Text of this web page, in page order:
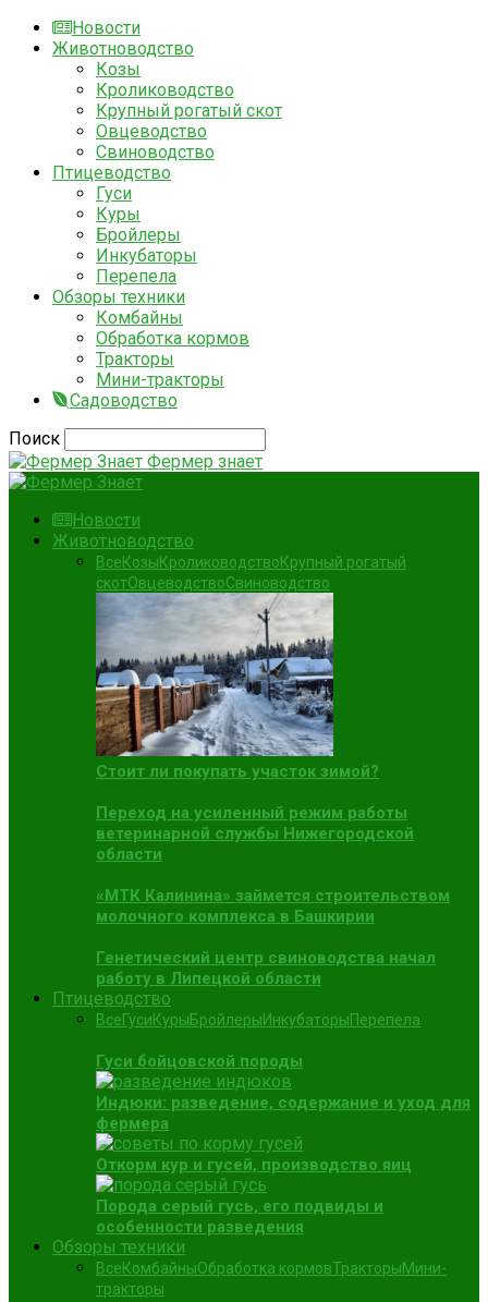
Новости
Животноводство
Козы
Кролиководство
Крупный рогатый скот
Овцеводство
Свиноводство
Птицеводство
Гуси
Куры
Бройлеры
Инкубаторы
Перепела
Обзоры техники
Комбайны
Обработка кормов
Тракторы
Мини-тракторы
Садоводство
Поиск
Фермер знает
Новости
Животноводство
ВсеКозыКролиководствоКрупный рогатый
скотОвцеводствоСвиноводство
Стоит ли покупать участок зимой?
Переход на усиленный режим работы
ветеринарной службы Нижегородской
области
«МТК Калинина» займется строительством
молочного комплекса в Башкирии
Генетический центр свиноводства начал
работу в Липецкой области
Птицеводство
ВсеГусиКурыБройлерыИнкубаторыПерепела
Гуси бойцовской породы
Индюки: разведение, содержание и уход для
фермера
Откорм кур и гусей, производство яиц
Порода серый гусь, его подвиды и
особенности разведения
Обзоры техники
ВсеКомбайныОбработка кормовТракторыМини-
тракторы